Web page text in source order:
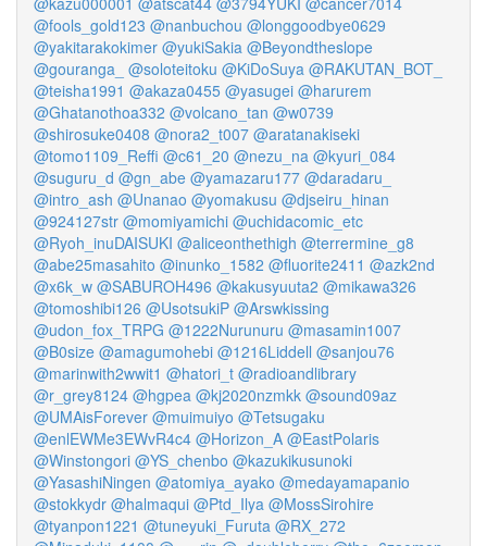
@fools_gold123 @nanbuchou @longgoodbye0629
@yakitarakokimer @yukiSakia @Beyondtheslope
@gouranga_ @soloteitoku @KiDoSuya @RAKUTAN_BOT_
@teisha1991 @akaza0455 @yasugei @harurem
@Ghatanothoa332 @volcano_tan @w0739
@shirosuke0408 @nora2_t007 @aratanakiseki
@tomo1109_Reffi @c61_20 @nezu_na @kyuri_084
@suguru_d @gn_abe @yamazaru177 @daradaru_
@intro_ash @Unanao @yomakusu @djseiru_hinan
@924127str @momiyamichi @uchidacomic_etc
@Ryoh_inuDAISUKI @aliceonthethigh @terrermine_g8
@abe25masahito @inunko_1582 @fluorite2411 @azk2nd
@x6k_w @SABUROH496 @kakusyuuta2 @mikawa326
@tomoshibi126 @UsotsukiP @Arswkissing
@udon_fox_TRPG @1222Nurunuru @masamin1007
@B0size @amagumohebi @1216Liddell @sanjou76
@marinwith2wwit1 @hatori_t @radioandlibrary
@r_grey8124 @hgpea @kj2020nzmkk @sound09az
@UMAisForever @muimuiyo @Tetsugaku
@enlEWMe3EWvR4c4 @Horizon_A @EastPolaris
@Winstongori @YS_chenbo @kazukikusunoki
@YasashiNingen @atomiya_ayako @medayamapanio
@stokkydr @halmaqui @Ptd_Ilya @MossSirohire
@tyanpon1221 @tuneyuki_Furuta @RX_272